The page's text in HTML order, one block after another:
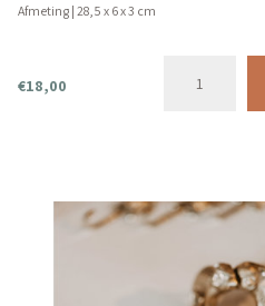
Afmeting | 28,5 x 6 x 3 cm
€18,00